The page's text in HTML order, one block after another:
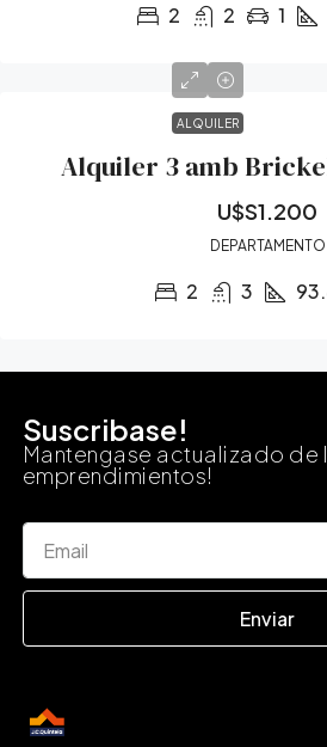
2 2 1
ALQUILER
Alquiler 3 amb
U$S1.200
DEPARTAMENTO
2 3
Suscribase!
Mantengase actualizado de
emprendimientos!
Enviar